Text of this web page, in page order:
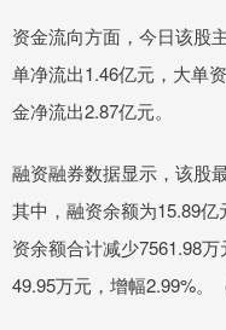
资金流向方面，今日该股
单净流出1.46亿元，大单
金净流出2.87亿元。
融资融券数据显示，该股
其中，融资余额为15.89
资余额合计减少7561.98
49.95万元，增幅2.99%。